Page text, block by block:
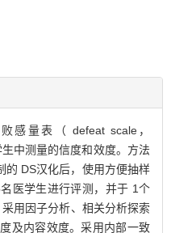
感量表（ defeat scale，
中测量的信度和效度。方法
的 DS汉化后，使用方便抽样
医学生进行评测，并于 1个
用因子分析、相关分析探索
及内容效度。采用内部一致